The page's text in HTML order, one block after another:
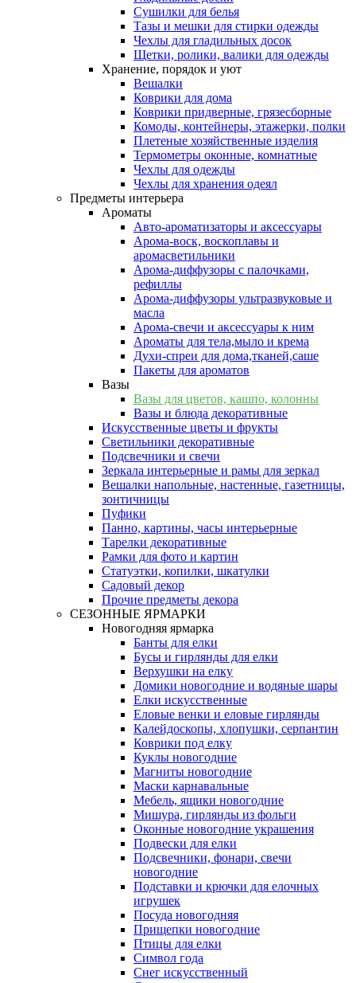
Сушилки для белья
Тазы и мешки для стирки одежды
Чехлы для гладильных досок
Щетки, ролики, валики для одежды
Хранение, порядок и уют
Вешалки
Коврики для дома
Коврики придверные, грязесборные
Комоды, контейнеры, этажерки, полки
Плетеные хозяйственные изделия
Термометры оконные, комнатные
Чехлы для одежды
Чехлы для хранения одеял
Предметы интерьера
Ароматы
Авто-ароматизаторы и аксессуары
Арома-воск, воскоплавы и
аромасветильники
Арома-диффузоры с палочками,
рефиллы
Арома-диффузоры ультразвуковые и
масла
Арома-свечи и аксессуары к ним
Ароматы для тела,мыло и крема
Духи-спреи для дома,тканей,саше
Пакеты для ароматов
Вазы
Вазы для цветов, кашпо, колонны
Вазы и блюда декоративные
Искусственные цветы и фрукты
Светильники декоративные
Подсвечники и свечи
Зеркала интерьерные и рамы для зеркал
Вешалки напольные, настенные, газетницы,
зонтичницы
Пуфики
Панно, картины, часы интерьерные
Тарелки декоративные
Рамки для фото и картин
Статуэтки, копилки, шкатулки
Садовый декор
Прочие предметы декора
СЕЗОННЫЕ ЯРМАРКИ
Новогодняя ярмарка
Банты для елки
Бусы и гирлянды для елки
Верхушки на елку
Домики новогодние и водяные шары
Елки искусственные
Еловые венки и еловые гирлянды
Калейдоскопы, хлопушки, серпантин
Коврики под елку
Куклы новогодние
Магниты новогодние
Маски карнавальные
Мебель, ящики новогодние
Мишура, гирлянды из фольги
Оконные новогодние украшения
Подвески для елки
Подсвечники, фонари, свечи
новогодние
Подставки и крючки для елочных
игрушек
Посуда новогодняя
Прищепки новогодние
Птицы для елки
Символ года
Снег искусственный